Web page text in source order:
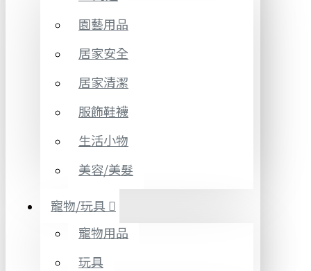
園藝用品
居家安全
居家清潔
服飾鞋襪
生活小物
美容/美髮
寵物/玩具
寵物用品
玩具